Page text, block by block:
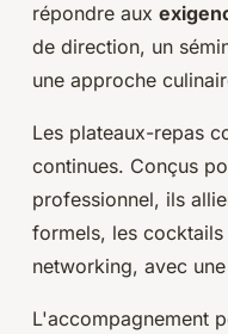
répondre aux
de direction, un
une approche
Les plateaux-repas
continues. Conçus
professionnel, ils
formels, les
networking, avec
L'accompagnement